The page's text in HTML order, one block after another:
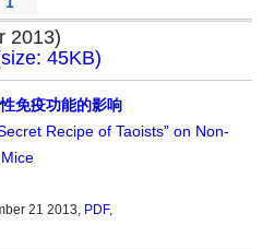
2013)
45KB)
免疫功能的影响
Recipe of Taoists” on Non-
21 2013, PDF,